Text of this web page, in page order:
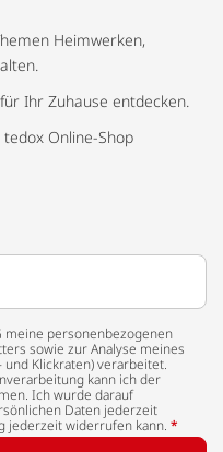
Heimwerken,
Ihr Zuhause entdecken.
Online-Shop
meine personenbezogenen
sowie zur Analyse meines
Klickraten) verarbeitet.
kann ich der
Ich wurde darauf
Daten jederzeit
jederzeit widerrufen kann. *